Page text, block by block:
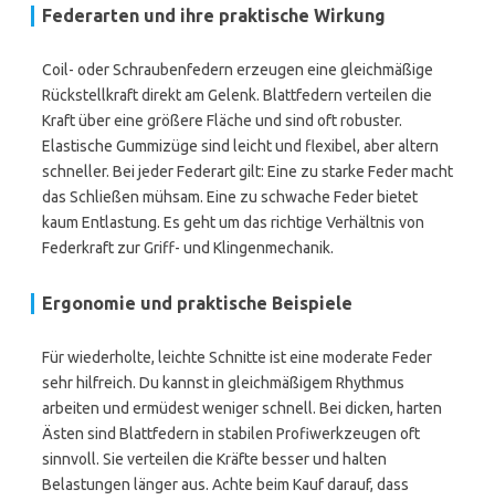
Federarten und ihre praktische Wirkung
Coil- oder Schraubenfedern erzeugen eine gleichmäßige
Rückstellkraft direkt am Gelenk. Blattfedern verteilen die
Kraft über eine größere Fläche und sind oft robuster.
Elastische Gummizüge sind leicht und flexibel, aber altern
schneller. Bei jeder Federart gilt: Eine zu starke Feder macht
das Schließen mühsam. Eine zu schwache Feder bietet
kaum Entlastung. Es geht um das richtige Verhältnis von
Federkraft zur Griff- und Klingenmechanik.
Ergonomie und praktische Beispiele
Für wiederholte, leichte Schnitte ist eine moderate Feder
sehr hilfreich. Du kannst in gleichmäßigem Rhythmus
arbeiten und ermüdest weniger schnell. Bei dicken, harten
Ästen sind Blattfedern in stabilen Profiwerkzeugen oft
sinnvoll. Sie verteilen die Kräfte besser und halten
Belastungen länger aus. Achte beim Kauf darauf, dass